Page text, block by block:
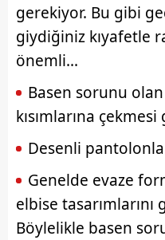
gerekiyor. Bu gibi
giydiğiniz kıyafetle
önemli...
Basen sorunu
kısımlarına çekmesi
Desenli
Genelde evaze
elbise
Böylelikle basen